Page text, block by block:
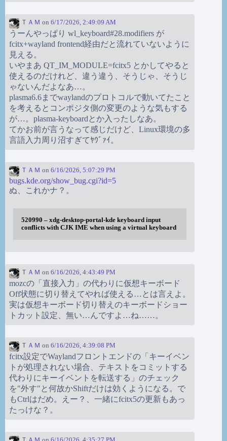
ＴＡＭ on 6/17/2026, 2:49:09 AM
うーんやっぱり wl_keyboard#28.modifiers が
fcitx+wayland frontend経由だと流れていないように
見える。
いやまあ QT_IM_MODULE=fcitx5 とかしてやると
使えるのだけれど、違う違う、そうじゃ、そうじ
ゃないんだよなあ…。
plasma6.6までwaylandのプロトコルで動いてたこと
を考えるとコンポジタ側の変更のような気もする
が…。plasma-keyboardとか入ったしなあ。
てかお前が言うなって感じだけど、Linux環境の多
言語入力周り沼すぎてﾔｳﾞｧｲ。
ＴＡＭ on 6/16/2026, 5:07:29 PM
bugs.kde.org/show_bug.cgi?id=5
ぬ、これかナ？。
520990 – xdg-desktop-portal-kde keyboard input
conflicts with CJK IME when using a virtual keyboard
ＴＡＭ on 6/16/2026, 4:43:49 PM
mozcの「直接入力」の代わりに仮想キーボード
Off状態に切り替えてやれば使える…とは言えよ。
実は仮想キーボード切り替えのキーボードショー
トカット設定、無い…んですよ…ね……。
ＴＡＭ on 6/16/2026, 4:39:08 PM
fcitx設定でWaylandフロントエンドの「キーイベン
トが処理されない場合、テキストをコミットする
代わりにキーイベントを転送する」のチェック
を"外す"と何故かShiftだけは効くようになる。で
もCtrlはだめ。えー？、一緒にfcitx5の更新もあっ
たっけな？。